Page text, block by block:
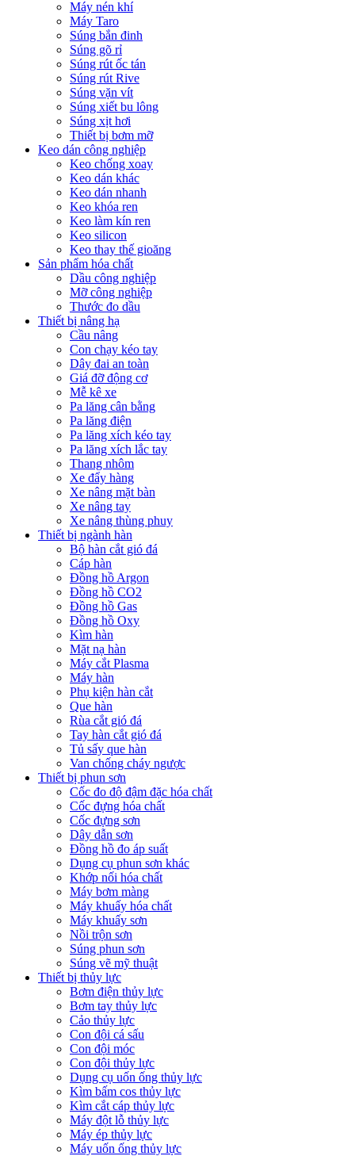
Máy nén khí
Máy Taro
Súng bắn đinh
Súng gõ rỉ
Súng rút ốc tán
Súng rút Rive
Súng vặn vít
Súng xiết bu lông
Súng xịt hơi
Thiết bị bơm mỡ
Keo dán công nghiệp
Keo chống xoay
Keo dán khác
Keo dán nhanh
Keo khóa ren
Keo làm kín ren
Keo silicon
Keo thay thế gioăng
Sản phẩm hóa chất
Dầu công nghiệp
Mỡ công nghiệp
Thước đo dầu
Thiết bị nâng hạ
Cầu nâng
Con chạy kéo tay
Dây đai an toàn
Giá đỡ động cơ
Mễ kê xe
Pa lăng cân bằng
Pa lăng điện
Pa lăng xích kéo tay
Pa lăng xích lắc tay
Thang nhôm
Xe đẩy hàng
Xe nâng mặt bàn
Xe nâng tay
Xe nâng thùng phuy
Thiết bị ngành hàn
Bộ hàn cắt gió đá
Cáp hàn
Đồng hồ Argon
Đồng hồ CO2
Đồng hồ Gas
Đồng hồ Oxy
Kìm hàn
Mặt nạ hàn
Máy cắt Plasma
Máy hàn
Phụ kiện hàn cắt
Que hàn
Rùa cắt gió đá
Tay hàn cắt gió đá
Tủ sấy que hàn
Van chống cháy ngược
Thiết bị phun sơn
Cốc đo độ đậm đặc hóa chất
Cốc đựng hóa chất
Cốc đựng sơn
Dây dẫn sơn
Đồng hồ đo áp suất
Dụng cụ phun sơn khác
Khớp nối hóa chất
Máy bơm màng
Máy khuấy hóa chất
Máy khuấy sơn
Nồi trộn sơn
Súng phun sơn
Súng vẽ mỹ thuật
Thiết bị thủy lực
Bơm điện thủy lực
Bơm tay thủy lực
Cảo thủy lực
Con đội cá sấu
Con đội móc
Con đội thủy lực
Dụng cụ uốn ống thủy lực
Kìm bấm cos thủy lực
Kìm cắt cáp thủy lực
Máy đột lỗ thủy lực
Máy ép thủy lực
Máy uốn ống thủy lực